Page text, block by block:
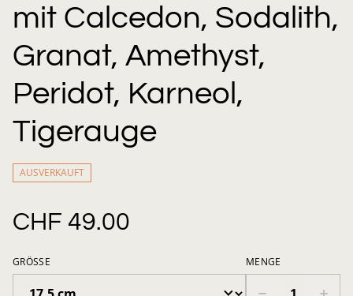
mit Calcedon, Sodalith,
Granat, Amethyst,
Peridot, Karneol,
Tigerauge
AUSVERKAUFT
CHF 49.00
GRÖSSE MENGE